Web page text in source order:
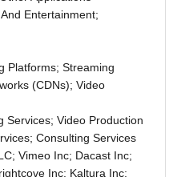
Entertainment;
Platforms; Streaming
(CDNs); Video
Services; Video Production
Consulting Services
Vimeo Inc; Dacast Inc;
Inc; Kaltura Inc;